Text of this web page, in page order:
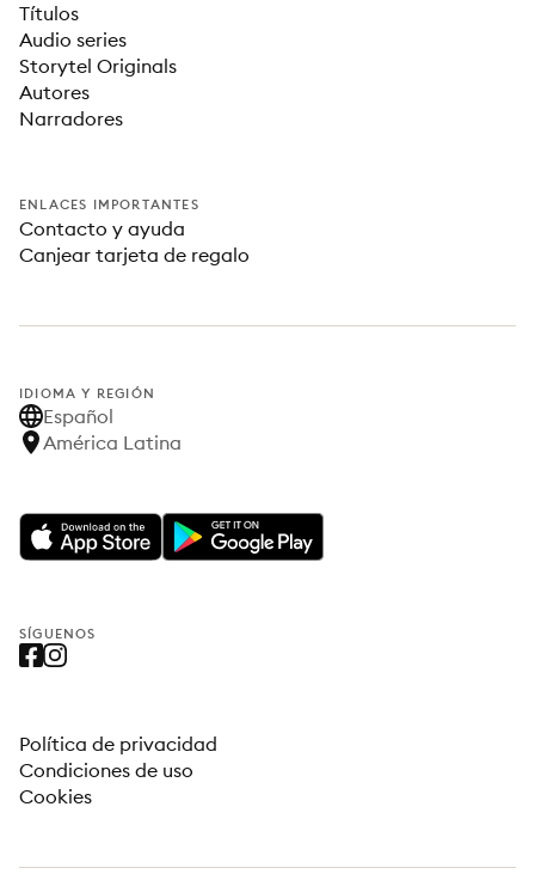
Títulos
Audio series
Storytel Originals
Autores
Narradores
ENLACES IMPORTANTES
Contacto y ayuda
Canjear tarjeta de regalo
IDIOMA Y REGIÓN
Español
América Latina
SÍGUENOS
Política de privacidad
Condiciones de uso
Cookies